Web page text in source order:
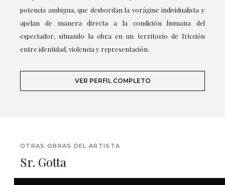
potencia ambigua, que desbordan la vorágine individualista y
apelan de manera directa a la condición humana del
espectador, situando la obra en un territorio de fricción
entre identidad, violencia y representación.
VER PERFIL COMPLETO
OTRAS OBRAS DEL ARTISTA
Sr. Gotta